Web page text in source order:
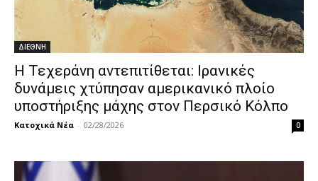
ΔΙΕΘΝΗ
Η Τεχεράνη αντεπιτίθεται: Ιρανικές
δυνάμεις χτύπησαν αμερικανικό πλοίο
υποστήριξης μάχης στον Περσικό Κόλπο
Κατοχικά Νέα - 02/28/2026 0